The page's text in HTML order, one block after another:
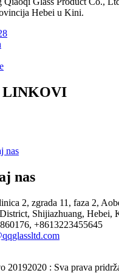
Hebei u Kini.
LINKOVI
nas
nas
2, zgrada 11, faza 2,
Shijiazhuang, Hebei,
+8613223455645
20192020 : Sva prava